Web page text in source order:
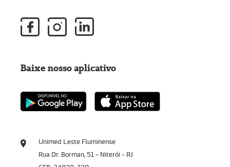
Unimed Leste Fluminense
Rua Dr. Borman, 51 - Niterói - RJ
Baixe nosso aplicativo